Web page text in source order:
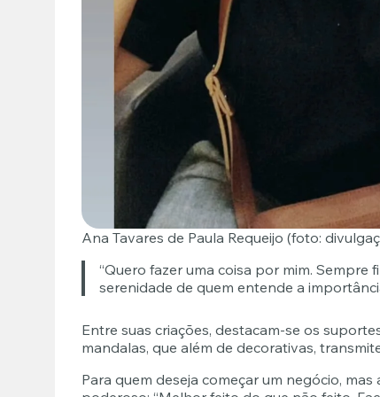
Ana Tavares de Paula Requeijo (foto:
“Quero fazer uma coisa por mim. Sempre
serenidade de quem entende a
Entre suas criações, destacam-se os
mandalas, que além de decorativas,
Para quem deseja começar um negócio,